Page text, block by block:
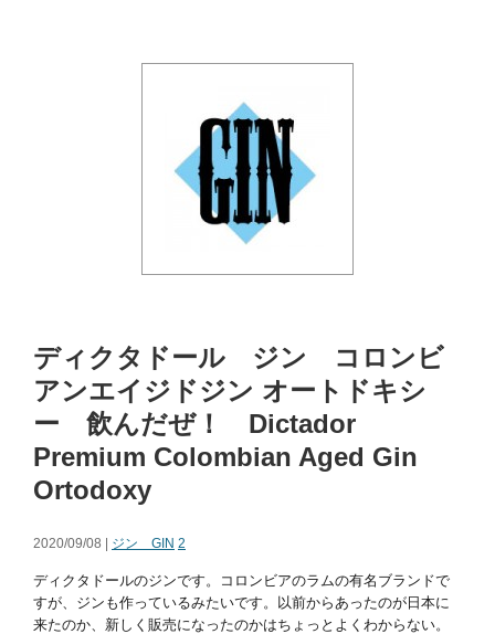
ディクタドール ジン コロンビ
アンエイジドジン オートドキシ
ー 飲んだぜ！ Dictador
Premium Colombian Aged Gin
Ortodoxy
2020/09/08 | ジン GIN 2
ディクタドールのジンです。コロンビアのラムの有名ブランドで
すが、ジンも作っているみたいです。以前からあったのが日本に
来たのか、新しく販売になったのかはちょっとよくわからない。